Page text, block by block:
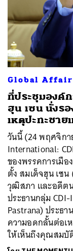
Global
ที่ประชุมองค์
ฮุน เซน นั่งร
เหตุปะทะชาย
วันนี้ (24 พฤศจิกา
International:
ของพรรคการเมื
ตั้ง สมเด็จฮุน เซ
วุฒิสภา และอดีต
ประธานกลุ่ม
Pastrana) ประธ
ความอดกลั้นต่อเ
ให้เห็นถึงคุณสมบั
ค้นหา